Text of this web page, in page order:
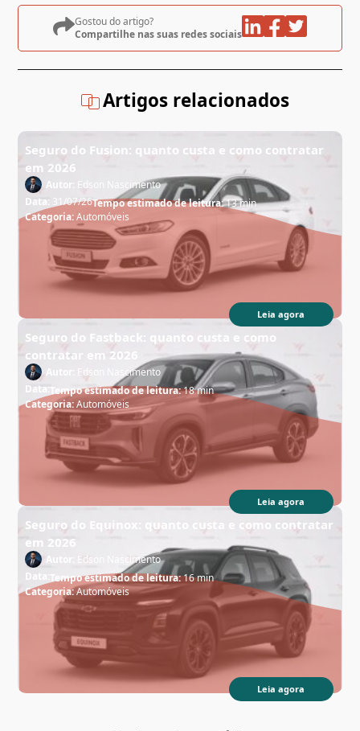
Gostou do artigo?
Compartilhe nas suas redes sociais
Artigos relacionados
Seguro do Fusion: quanto custa e como contratar
em 2026
Autor: Edson Nascimento
Data: 31/07/26Tempo estimado de leitura:13 min
Categoria:Automóveis
Leia agora
Seguro do Fastback: quanto custa e como
contratar em 2026
Autor:
Edson Nascimento
Data:Tempo estimado de leitura:18 min
Categoria:Automóveis
Leia agora
Seguro do Equinox: quanto custa e como contratar
em 2026
Autor:
Edson Nascimento
Data:
Tempo estimado de leitura:16 min
Categoria:Automóveis
Leia agora